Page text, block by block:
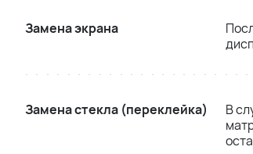
Замена экрана
Замена стекла (переклейка)
В